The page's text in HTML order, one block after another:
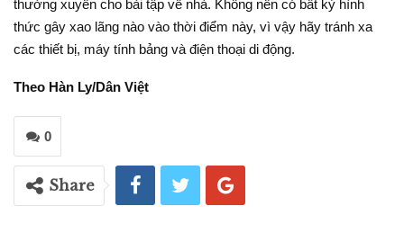
thường xuyên cho bài tập về nhà. Không nên có bất kỳ hình
thức gây xao lãng nào vào thời điểm này, vì vậy hãy tránh xa
các thiết bị, máy tính bảng và điện thoại di động.
Theo Hàn Ly/Dân Việt
0
Share